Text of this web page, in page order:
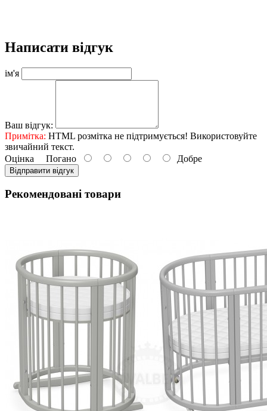
Написати відгук
ім'я
Ваш відгук:
Примітка: HTML розмітка не підтримується! Використовуйте
звичайний текст.
Оцінка Погано Добре
Відправити відгук
Рекомендовані товари